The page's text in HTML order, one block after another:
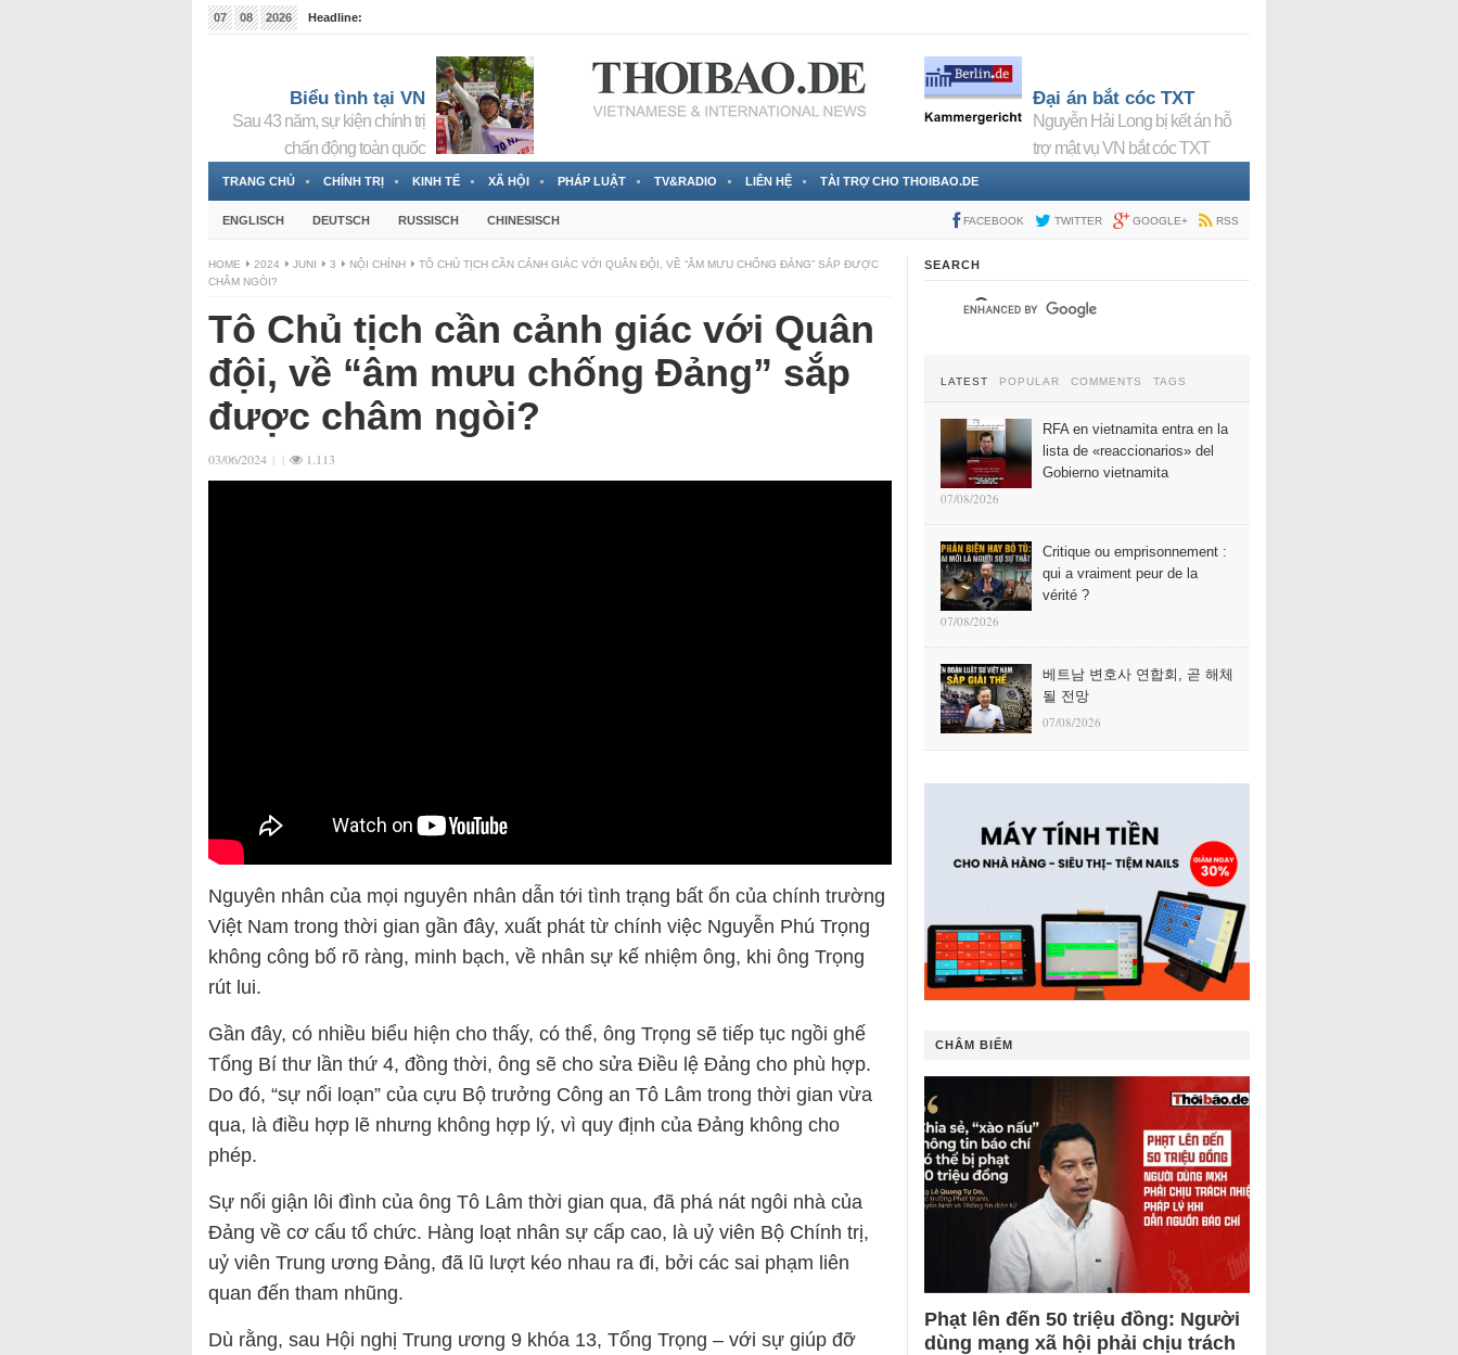
07 08 2026
Headline:
Biểu tình tại VN
Sau 43 năm, sự kiện chính trị
chấn động toàn quốc
Đại án bắt cóc TXT
Nguyễn Hải Long bị kết án hỗ
trợ mật vụ VN bắt cóc TXT
TRANG CHỦ CHÍNH TRỊ KINH TẾ XÃ HỘI PHÁP LUẬT TV&RADIO LIÊN HỆ TÀI TRỢ CHO THOIBAO.DE
ENGLISCH DEUTSCH RUSSISCH CHINESISCH FACEBOOK TWITTER GOOGLE+ RSS
HOME 2024 JUNI 3 NỘI CHÍNH
TÔ CHỦ TỊCH CẦN CẢNH GIÁC VỚI QUÂN ĐỘI, VỀ “ÂM MƯU CHỐNG ĐẢNG” SẮP ĐƯỢC
CHÂM NGÒI?
Tô Chủ tịch cần cảnh giác với Quân
đội, về “âm mưu chống Đảng” sắp
được châm ngòi?
03/06/2024 | | 1.113
Nguyên nhân của mọi nguyên nhân dẫn tới tình trạng bất ổn của chính trường
Việt Nam trong thời gian gần đây, xuất phát từ chính việc Nguyễn Phú Trọng
không công bố rõ ràng, minh bạch, về nhân sự kế nhiệm ông, khi ông Trọng
rút lui.
Gần đây, có nhiều biểu hiện cho thấy, có thể, ông Trọng sẽ tiếp tục ngồi ghế
Tổng Bí thư lần thứ 4, đồng thời, ông sẽ cho sửa Điều lệ Đảng cho phù hợp.
Do đó, “sự nổi loạn” của cựu Bộ trưởng Công an Tô Lâm trong thời gian vừa
qua, là điều hợp lẽ nhưng không hợp lý, vì quy định của Đảng không cho
phép.
Sự nổi giận lôi đình của ông Tô Lâm thời gian qua, đã phá nát ngôi nhà của
Đảng về cơ cấu tổ chức. Hàng loạt nhân sự cấp cao, là uỷ viên Bộ Chính trị,
uỷ viên Trung ương Đảng, đã lũ lượt kéo nhau ra đi, bởi các sai phạm liên
quan đến tham nhũng.
Dù rằng, sau Hội nghị Trung ương 9 khóa 13, Tổng Trọng – với sự giúp đỡ
SEARCH
LATEST POPULAR COMMENTS TAGS
RFA en vietnamita entra en la
lista de «reaccionarios» del
Gobierno vietnamita
07/08/2026
Critique ou emprisonnement :
qui a vraiment peur de la
vérité ?
07/08/2026
베트남 변호사 연합회, 곧 해체
될 전망
07/08/2026
CHÂM BIẾM
Phạt lên đến 50 triệu đồng: Người
dùng mạng xã hội phải chịu trách